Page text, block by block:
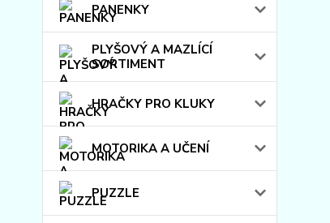
PANENKY
PLYŠOVÝ A MAZLÍCÍ
SORTIMENT
HRAČKY PRO KLUKY
MOTORIKA A UČENÍ
PUZZLE